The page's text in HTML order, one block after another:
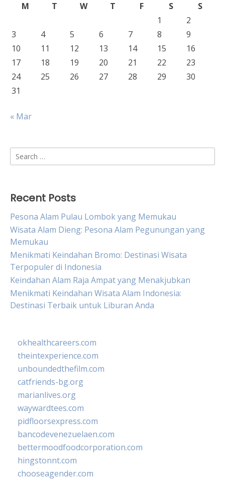
M
T W T F S
S
1
2
3
4 5 6 7 8
9
10
11 12 13 14 15
16
17
18 19 20 21 22
23
24
25 26 27 28 29
30
31
« Mar
Search
for:
Recent Posts
Pesona Alam Pulau Lombok yang Memukau
Wisata Alam Dieng: Pesona Alam Pegunungan yang
Memukau
Menikmati Keindahan Bromo: Destinasi Wisata
Terpopuler di Indonesia
Keindahan Alam Raja Ampat yang Menakjubkan
Menikmati Keindahan Wisata Alam Indonesia:
Destinasi Terbaik untuk Liburan Anda
okhealthcareers.com
theintexperience.com
unboundedthefilm.com
catfriends-bg.org
marianlives.org
waywardtees.com
pidfloorsexpress.com
bancodevenezuelaen.com
bettermoodfoodcorporation.com
hingstonnt.com
chooseagender.com